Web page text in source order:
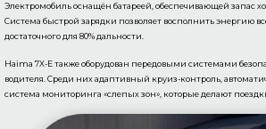
Электромобиль оснащён батареей, обеспечивающей запас
Система быстрой зарядки позволяет восполнить энергию
достаточного для 80% дальности.
Haima 7X-E также оборудован передовыми системами
водителя. Среди них адаптивный круиз-контроль,
система мониторинга «слепых зон», которые делают